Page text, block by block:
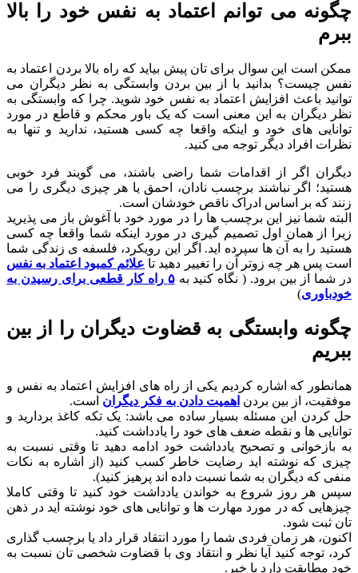
چگونه می توانم اعتماد به نفس خود را بالا
ببرم
ممکن است این سوال برای تان پیش بیاید که راه بالا بردن اعتماد به
نفس چیست؟ بدانید با از بین بردن وابستگی به نظر دیگران می
توانید باعث افزایش اعتماد به نفس خود شوید. چرا که وابستگی به
نظر دیگران به این معنی است که یک باور محکم و قاطع در مورد
توانایی های خود و اینکه واقعا چه کسی هستید، ندارید و تنها به
نظرات افراد دیگر توجه می کنید.
دیگران اگر از اقدامات شما راضی باشند، می گویند فرد خوبی
هستید؛ اگر نباشند برچسب نادان، احمق یا هر چیزی دیگری را می
زنند که بر اساس ادراک ناقص خودشان است.
البته شما نیز این برچسب ها را در مورد خود با آغوش باز می پذیرید
زیرا از همان اول تصمیم گیری در مورد اینکه شما واقعا چه کسی
هستید را به آن ها سپرده اید. اگر این رویکرد، فلسفه ی زندگی شما
است پس هر چه زوتر آن را تغییر دهید تا علائم کمبود اعتماد به نفس
در شما از بین برود. ( نگاه کنید به
۵ راه کار قطعی برای رسیدن به
خودباوری)
چگونه وابستگی به قضاوت دیگران را از بین
ببریم
همانطور که اشاره کردیم یکی از راه های افزایش اعتماد به نفس و
موفقیت، از بین بردن اهمیت دادن به فکر دیگران است.
حل کردن این مسئله بسیار ساده می باشد: یک تکه کاغذ بردارید و
توانایی ها و نقطه ضعف های خود را یادداشت کنید.
به بازخوانی و تصحیح یادداشت خود ادامه دهید تا وقتی نسبت به
چیزی که نوشته اید رضایت خاطر کسب کنید (از اشاره به نکات
منفی که دیگران به شما نسبت داده اند پرهیز کنید).
سپس هر روز شروع به خواندن یادداشت خود کنید تا وقتی کاملا
چیزهایی که در مورد مهارت ها و توانایی های خود نوشته اید در ذهن
تان ثبت شود.
اکنون، هر زمان فردی شما را مورد انتقاد قرار داد یا برچسب گذاری
کرد، توجه کنید آیا نظر و انتقاد وی با قضاوت شخصی تان نسبت به
خود مطابقت دارد یا خیر.